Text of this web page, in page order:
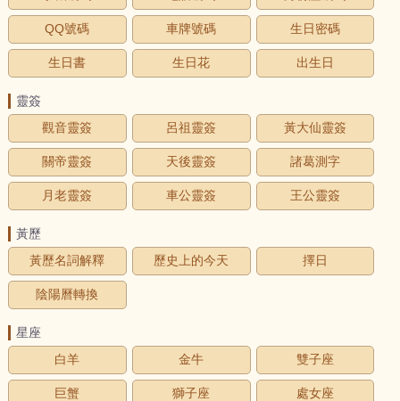
QQ號碼 車牌號碼 生日密碼
生日書 生日花 出生日
靈簽
觀音靈簽
呂祖靈簽 黃大仙靈簽
關帝靈簽 天後靈簽 諸葛測字
月老靈簽 車公靈簽 王公靈簽
黃歷
黃歷名詞解釋
歷史上的今天 擇日
陰陽曆轉換
星座
白羊
金牛 雙子座
巨蟹 獅子座 處女座